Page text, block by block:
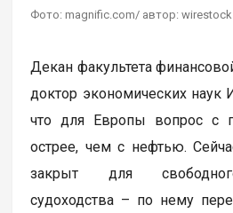
Фото: magnific.com/ автор: wirestock
Декан факультета
доктор экономических наук
что для Европы вопрос с
острее, чем с нефтью.
закрыт для
судоходства – по нему